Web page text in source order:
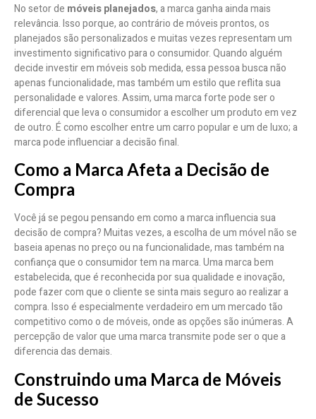
No setor de móveis planejados, a marca ganha ainda mais
relevância. Isso porque, ao contrário de móveis prontos, os
planejados são personalizados e muitas vezes representam um
investimento significativo para o consumidor. Quando alguém
decide investir em móveis sob medida, essa pessoa busca não
apenas funcionalidade, mas também um estilo que reflita sua
personalidade e valores. Assim, uma marca forte pode ser o
diferencial que leva o consumidor a escolher um produto em vez
de outro. É como escolher entre um carro popular e um de luxo; a
marca pode influenciar a decisão final.
Como a Marca Afeta a Decisão de
Compra
Você já se pegou pensando em como a marca influencia sua
decisão de compra? Muitas vezes, a escolha de um móvel não se
baseia apenas no preço ou na funcionalidade, mas também na
confiança que o consumidor tem na marca. Uma marca bem
estabelecida, que é reconhecida por sua qualidade e inovação,
pode fazer com que o cliente se sinta mais seguro ao realizar a
compra. Isso é especialmente verdadeiro em um mercado tão
competitivo como o de móveis, onde as opções são inúmeras. A
percepção de valor que uma marca transmite pode ser o que a
diferencia das demais.
Construindo uma Marca de Móveis
de Sucesso